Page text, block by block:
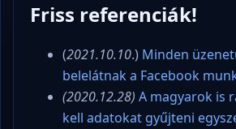
Friss referenciák!
(2021.10.10.) Minden
belelátnak a Facebook
(2020.12.28) A magyarok is
kell adatokat gyűjteni